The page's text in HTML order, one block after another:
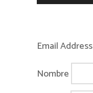
Email Address
Nombre